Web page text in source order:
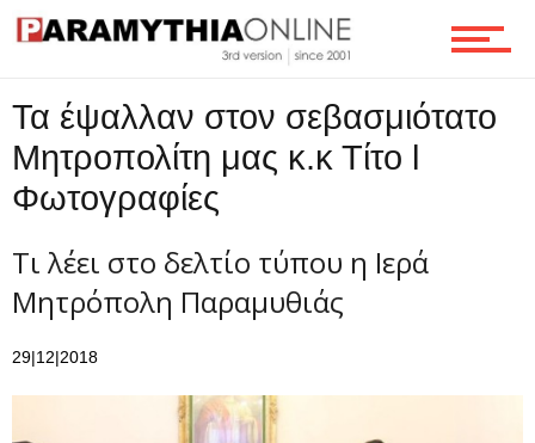
Τα έψαλλαν στον σεβασμιότατο
Μητροπολίτη μας κ.κ Τίτο l
Φωτογραφίες
Τι λέει στο δελτίο τύπου η Ιερά
Μητρόπολη Παραμυθιάς
29|12|2018